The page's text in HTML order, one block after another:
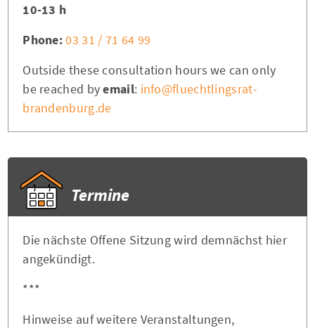
10-13 h
Phone:03 31 / 71 64 99
Outside these consultation hours we can only
be reached byemail: info@fluechtlingsrat-
brandenburg.de
Termine
Die nächste Offene Sitzung wird demnächst hier
angekündigt.
***
Hinweise auf weitere Veranstaltungen,